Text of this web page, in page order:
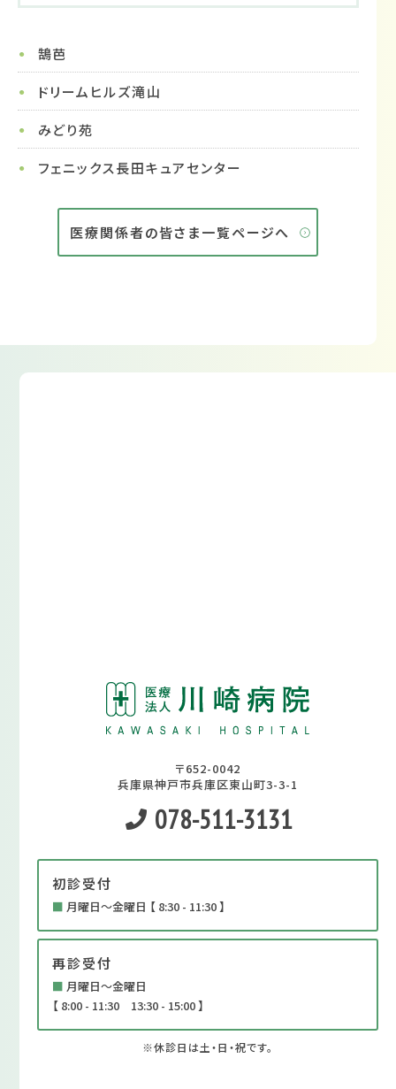
鵠芭
ドリームヒルズ滝山
みどり苑
フェニックス長田キュアセンター
医療関係者の皆さま一覧ページへ
〒652-0042
兵庫県神戸市兵庫区東山町3-3-1
078-511-3131
初診受付
■ 月曜日～金曜日 【 8:30 - 11:30 】
再診受付
■ 月曜日～金曜日
【 8:00 - 11:30 13:30 - 15:00 】
※休診日は土・日・祝です。